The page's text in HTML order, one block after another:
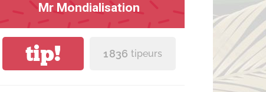
Mr Mondialisation
tip! 1 836 tipeurs